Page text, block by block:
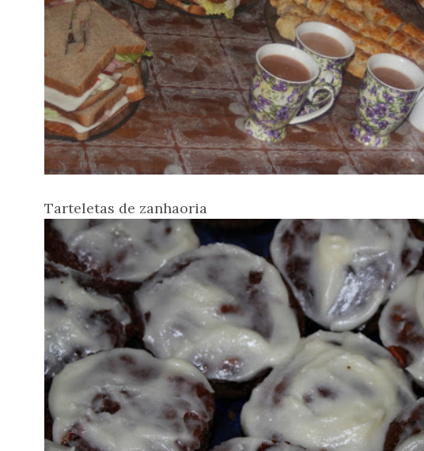
Tarteletas de zanhaoria